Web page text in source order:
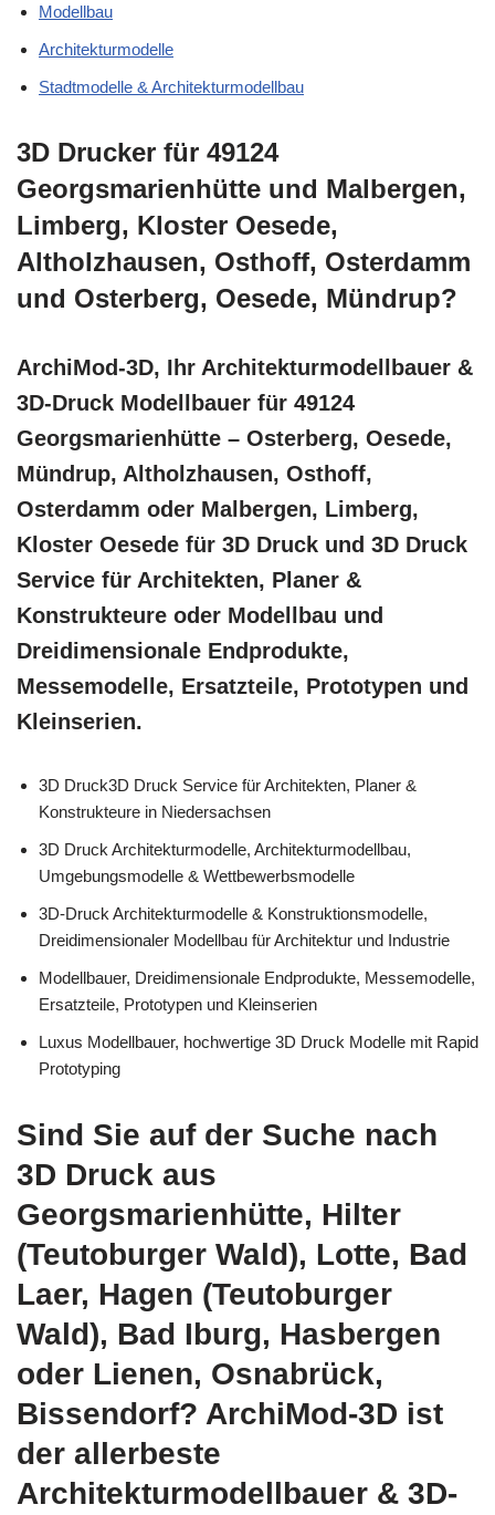
Modellbau
Architekturmodelle
Stadtmodelle & Architekturmodellbau
3D Drucker für 49124
Georgsmarienhütte und Malbergen,
Limberg, Kloster Oesede,
Altholzhausen, Osthoff, Osterdamm
und Osterberg, Oesede, Mündrup?
ArchiMod-3D, Ihr Architekturmodellbauer &
3D-Druck Modellbauer für 49124
Georgsmarienhütte – Osterberg, Oesede,
Mündrup, Altholzhausen, Osthoff,
Osterdamm oder Malbergen, Limberg,
Kloster Oesede für 3D Druck und 3D Druck
Service für Architekten, Planer &
Konstrukteure oder Modellbau und
Dreidimensionale Endprodukte,
Messemodelle, Ersatzteile, Prototypen und
Kleinserien.
3D Druck3D Druck Service für Architekten, Planer &
Konstrukteure in Niedersachsen
3D Druck Architekturmodelle, Architekturmodellbau,
Umgebungsmodelle & Wettbewerbsmodelle
3D-Druck Architekturmodelle & Konstruktionsmodelle,
Dreidimensionaler Modellbau für Architektur und Industrie
Modellbauer, Dreidimensionale Endprodukte, Messemodelle,
Ersatzteile, Prototypen und Kleinserien
Luxus Modellbauer, hochwertige 3D Druck Modelle mit Rapid
Prototyping
Sind Sie auf der Suche nach
3D Druck aus
Georgsmarienhütte, Hilter
(Teutoburger Wald), Lotte, Bad
Laer, Hagen (Teutoburger
Wald), Bad Iburg, Hasbergen
oder Lienen, Osnabrück,
Bissendorf? ArchiMod-3D ist
der allerbeste
Architekturmodellbauer & 3D-